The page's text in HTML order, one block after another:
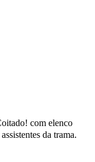
com elenco
da trama.